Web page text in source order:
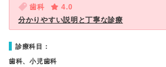
歯科
4.0
分かりやすい説明と丁寧な診療
診療科目：
歯科、小児歯科